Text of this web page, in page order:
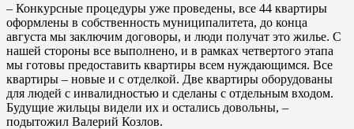
– Конкурсные процедуры уже проведены, все 44 квартиры
оформлены в собственность муниципалитета, до конца
августа мы заключим договоры, и люди получат это жилье. С
нашей стороны все выполнено, и в рамках четвертого этапа
мы готовы предоставить квартиры всем нуждающимся. Все
квартиры – новые и с отделкой. Две квартиры оборудованы
для людей с инвалидностью и сделаны с отдельным входом.
Будущие жильцы видели их и остались довольны, –
подытожил Валерий Козлов.